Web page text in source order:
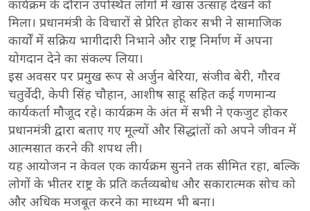
कार्यक्रम के दौरान उपस्थित लोगों में खास उत्साह देखने को
मिला। प्रधानमंत्री के विचारों से प्रेरित होकर सभी ने सामाजिक
कार्यों में सक्रिय भागीदारी निभाने और राष्ट्र निर्माण में अपना
योगदान देने का संकल्प लिया।
इस अवसर पर प्रमुख रूप से अर्जुन बेरिया, संजीव बेरी, गौरव
चतुर्वेदी, केपी सिंह चौहान, आशीष साहू सहित कई गणमान्य
कार्यकर्ता मौजूद रहे। कार्यक्रम के अंत में सभी ने एकजुट होकर
प्रधानमंत्री द्वारा बताए गए मूल्यों और सिद्धांतों को अपने जीवन में
आत्मसात करने की शपथ ली।
यह आयोजन न केवल एक कार्यक्रम सुनने तक सीमित रहा, बल्कि
लोगों के भीतर राष्ट्र के प्रति कर्तव्यबोध और सकारात्मक सोच को
और अधिक मजबूत करने का माध्यम भी बना।